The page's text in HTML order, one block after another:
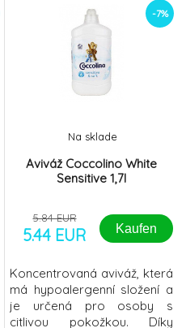
vlasy a vlasovou pokožku
vyživuje a chrání je před
nepříznivými vnějšími vlivy a
před mechanickým
poškozením. Díky obsažené
složce D-panthenolu působí
-7%
Aviváž Coccolino White
Sensitive 1,7l
Na sklade
5.84 EUR
5.44 EUR Kaufen
Koncentrovaná aviváž, která
má hypoalergenní složení a
je určená pro osoby s
citlivou pokožkou. Díky